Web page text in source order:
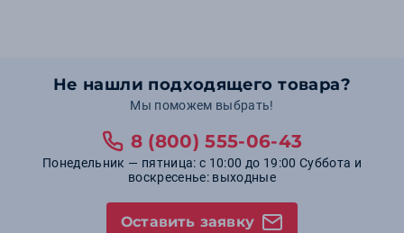
Не нашли подходящего товара?
Мы поможем выбрать!
8 (800) 555-06-43
Понедельник — пятница: с 10:00 до 19:00 Суббота и
воскресенье: выходные
Оставить заявку